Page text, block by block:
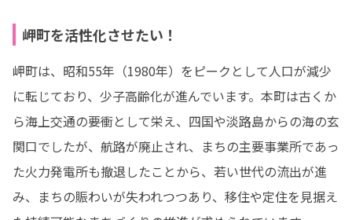
岬町を活性化させたい！
岬町は、昭和55年（1980年）をピークとして人口が減少
に転じており、少子高齢化が進んでいます。本町は古くか
ら海上交通の要衝として栄え、四国や淡路島からの海の玄
関口でしたが、航路が廃止され、まちの主要事業所であっ
た火力発電所も撤退したことから、若い世代の流出が進
み、まちの賑わいが失われつつあり、移住や定住を見据え